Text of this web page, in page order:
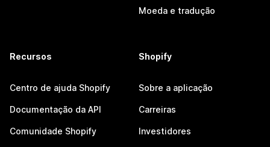
Moeda e tradução
Recursos
Centro de ajuda Shopify
Documentação da API
Comunidade Shopify
Shopify
Sobre a aplicação
Carreiras
Investidores